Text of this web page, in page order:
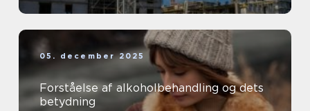
05. december 2025
Forståelse af alkoholbehandling og dets
betydning